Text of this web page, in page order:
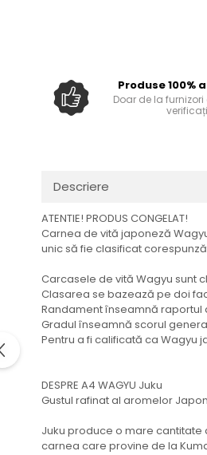
Sare de mare naturala din
Portugalia
Snacks
Specialitati din ulei
Terine si placinte
Uleiuri speciale/presate la rece
Ulei de masline extravirgin
Ulei Gegenbauer
Ulei Huilerie Beaujolaise
Ulei Huileries du Berry
Ulei Wiberg Gastro
Gratare
Cesti, boluri, vesela
Produse 100%
Doar de la
verificați
Descriere
ATENTIE! PRODUS CONGELAT!
Carnea de vită japoneză
unic să fie clasificat
Carcasele de vită Wagyu sunt
Clasarea se bazează pe doi
Randament înseamnă
Gradul înseamnă scorul
Pentru a fi calificată ca Wagyu
DESPRE A4 WAGYU Juku
Gustul rafinat al aromelor
Juku produce o mare
carnea care provine de la